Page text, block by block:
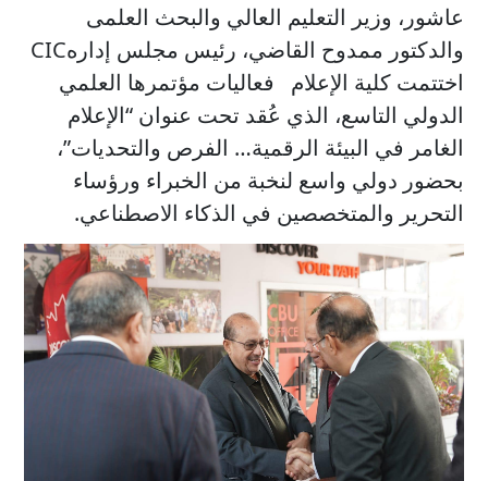
عاشور، وزير التعليم العالي والبحث العلمى
والدكتور ممدوح القاضي، رئيس مجلس إدارهCIC
اختتمت كلية الإعلام فعاليات مؤتمرها العلمي
الدولي التاسع، الذي عُقد تحت عنوان “الإعلام
الغامر في البيئة الرقمية… الفرص والتحديات”،
بحضور دولي واسع لنخبة من الخبراء ورؤساء
التحرير والمتخصصين في الذكاء الاصطناعي.